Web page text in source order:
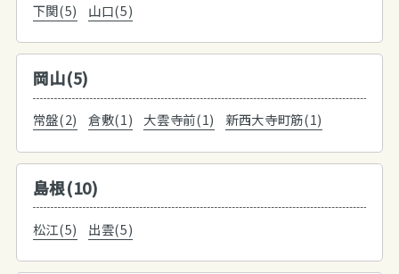
下関(5) 山口(5)
岡山(5)
常盤(2) 倉敷(1) 大雲寺前(1) 新西大寺町筋(1)
島根(10)
松江(5) 出雲(5)